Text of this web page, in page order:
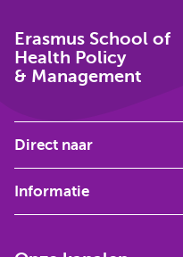
Erasmus School of
Health Policy
& Management
Direct naar
Informatie